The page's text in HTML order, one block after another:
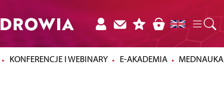
KONFERENCJE I WEBINARY E-AKADEMIA MEDNAUKA